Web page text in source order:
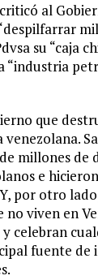
al
su “caja
“industria
que
millones de
e
por otro
no viven en
celebran
fuente de